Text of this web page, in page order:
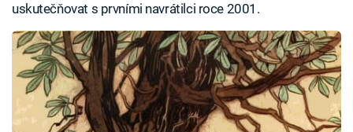
uskutečňovat s prvními navrátilci roce 2001.